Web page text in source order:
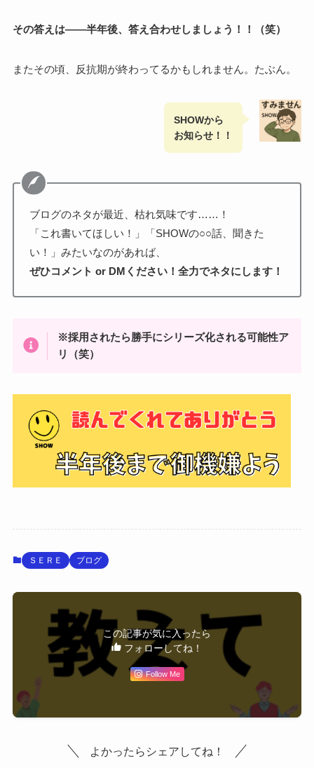
その答えは——半年後、答え合わせしましょう！！（笑）
またその頃、反抗期が終わってるかもしれません。たぶん。
SHOWから
お知らせ！！
ブログのネタが最近、枯れ気味です……！
「これ書いてほしい！」「SHOWの○○話、聞きた
い！」みたいなのがあれば、
ぜひコメント or DMください！全力でネタにします！
※採用されたら勝手にシリーズ化される可能性ア
リ（笑）
ＳＥＲＥ ブログ
この記事が気に入ったら
フォローしてね！
Follow Me
よかったらシェアしてね！